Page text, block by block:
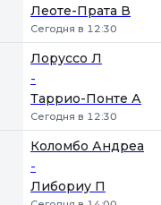
Леоте-Прата В
Сегодня в 12:30
Лоруссо Л
-
Таррио-Понте А
Сегодня в 12:30
Коломбо Андреа
-
Либориу П